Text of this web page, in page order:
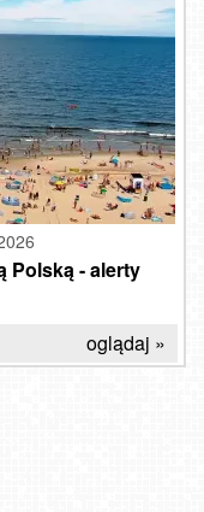
Polską - alerty
oglądaj »